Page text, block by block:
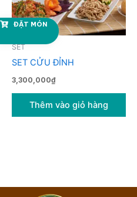
SET
SET CỬU ĐỈNH
3,300,000₫
Thêm vào giỏ hàng
ĐẶT MÓN